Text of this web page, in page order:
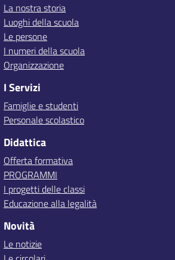
La nostra storia
Luoghi della scuola
Le persone
I numeri della scuola
Organizzazione
I Servizi
Famiglie e studenti
Personale scolastico
Didattica
Offerta formativa
PROGRAMMI
I progetti delle classi
Educazione alla legalità
Novità
Le notizie